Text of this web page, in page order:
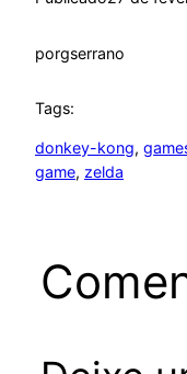
porgserrano
Tags:
donkey-kong,
game, zelda